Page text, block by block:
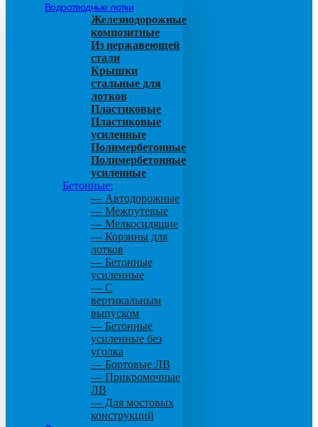
Водоотводные лотки
Железнодорожные
композитные
Из нержавеющей
стали
Крышки
стальные для
лотков
Пластиковые
Пластиковые
усиленные
Полимербетонные
Полимербетонные
усиленные
Бетонные:
— Автодорожные
— Межпутевые
— Мелкосидящие
— Корзины для
лотков
— Бетонные
усиленные
— С
вертикальным
выпуском
— Бетонные
усиленные без
уголка
— Бортовые ЛВ
— Прикромочные
ЛВ
— Для мостовых
конструкций